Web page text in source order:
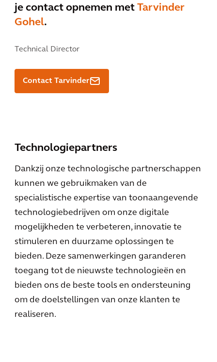
je contact opnemen met Tarvinder
Gohel.
Technical Director
Contact Tarvinder
Technologiepartners
Dankzij onze technologische partnerschappen
kunnen we gebruikmaken van de
specialistische expertise van toonaangevende
technologiebedrijven om onze digitale
mogelijkheden te verbeteren, innovatie te
stimuleren en duurzame oplossingen te
bieden. Deze samenwerkingen garanderen
toegang tot de nieuwste technologieën en
bieden ons de beste tools en ondersteuning
om de doelstellingen van onze klanten te
realiseren.